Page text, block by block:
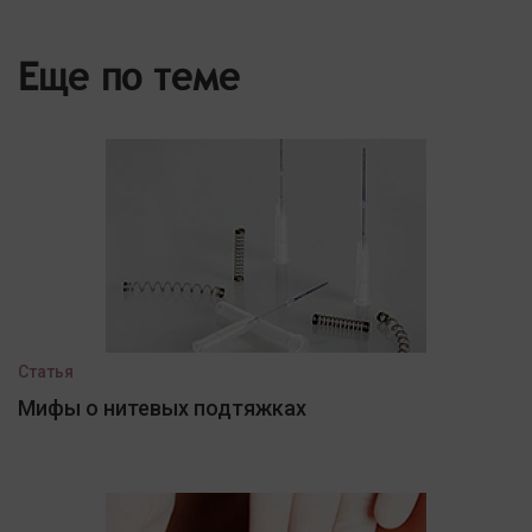
Еще по теме
Статья
Мифы о нитевых подтяжках